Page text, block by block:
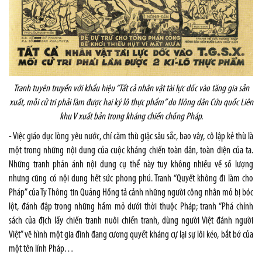
Tranh tuyên truyền với khẩu hiệu “Tất cả nhân vật tài lực dốc vào tăng gia sản
xuất, mỗi cử tri phải làm được hai ký lô thực phẩm” do Nông dân Cứu quốc Liên
khu V xuất bản trong kháng chiến chống Pháp.
- Việc giáo dục lòng yêu nước, chí căm thù giặc sâu sắc, bao vây, cô lập kẻ thù là
một trong những nội dung của cuộc kháng chiến toàn dân, toàn diện của ta.
Những tranh phản ánh nội dung cụ thể này tuy không nhiều về số lượng
nhưng cũng có nội dung hết sức phong phú. Tranh “Quyết không đi làm cho
Pháp” của Ty Thông tin Quảng Hồng tả cảnh những người công nhân mỏ bị bóc
lột, đánh đập trong những hầm mỏ dưới thời thuộc Pháp; tranh “Phá chính
sách của địch lấy chiến tranh nuôi chiến tranh, dùng người Việt đánh người
Việt” vẽ hình một gia đình đang cương quyết kháng cự lại sự lôi kéo, bắt bớ của
một tên lính Pháp…